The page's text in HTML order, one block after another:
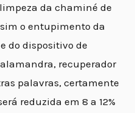
da chaminé de
o entupimento da
do dispositivo de
recuperador
palavras, certamente
reduzida em 8 a 12%